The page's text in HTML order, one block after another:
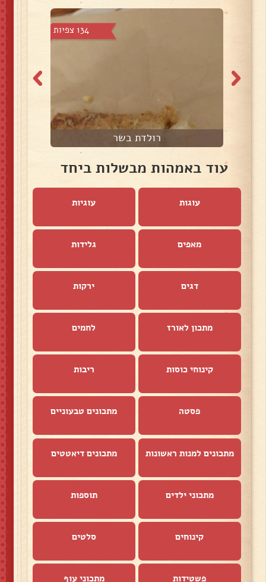
134 צפיות
רולדת בשר
עוד באמהות מבשלות ביחד
עוגות עוגיות
מאפים גלידות
דגים ירקות
מתכון לאורז לחמים
קינוחי כוסות ריבות
פסטה מתכונים טבעוניים
מתכונים למנות ראשונות מתכונים דיאטטים
מתכוני ילדים תוספות
קינוחים סלטים
פשטידות מתכוני עוף